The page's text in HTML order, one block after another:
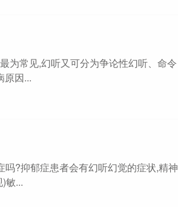
为常见,幻听又可分为争论性幻听、命令
原因...
?抑郁症患者会有幻听幻觉的症状,精神
敏...